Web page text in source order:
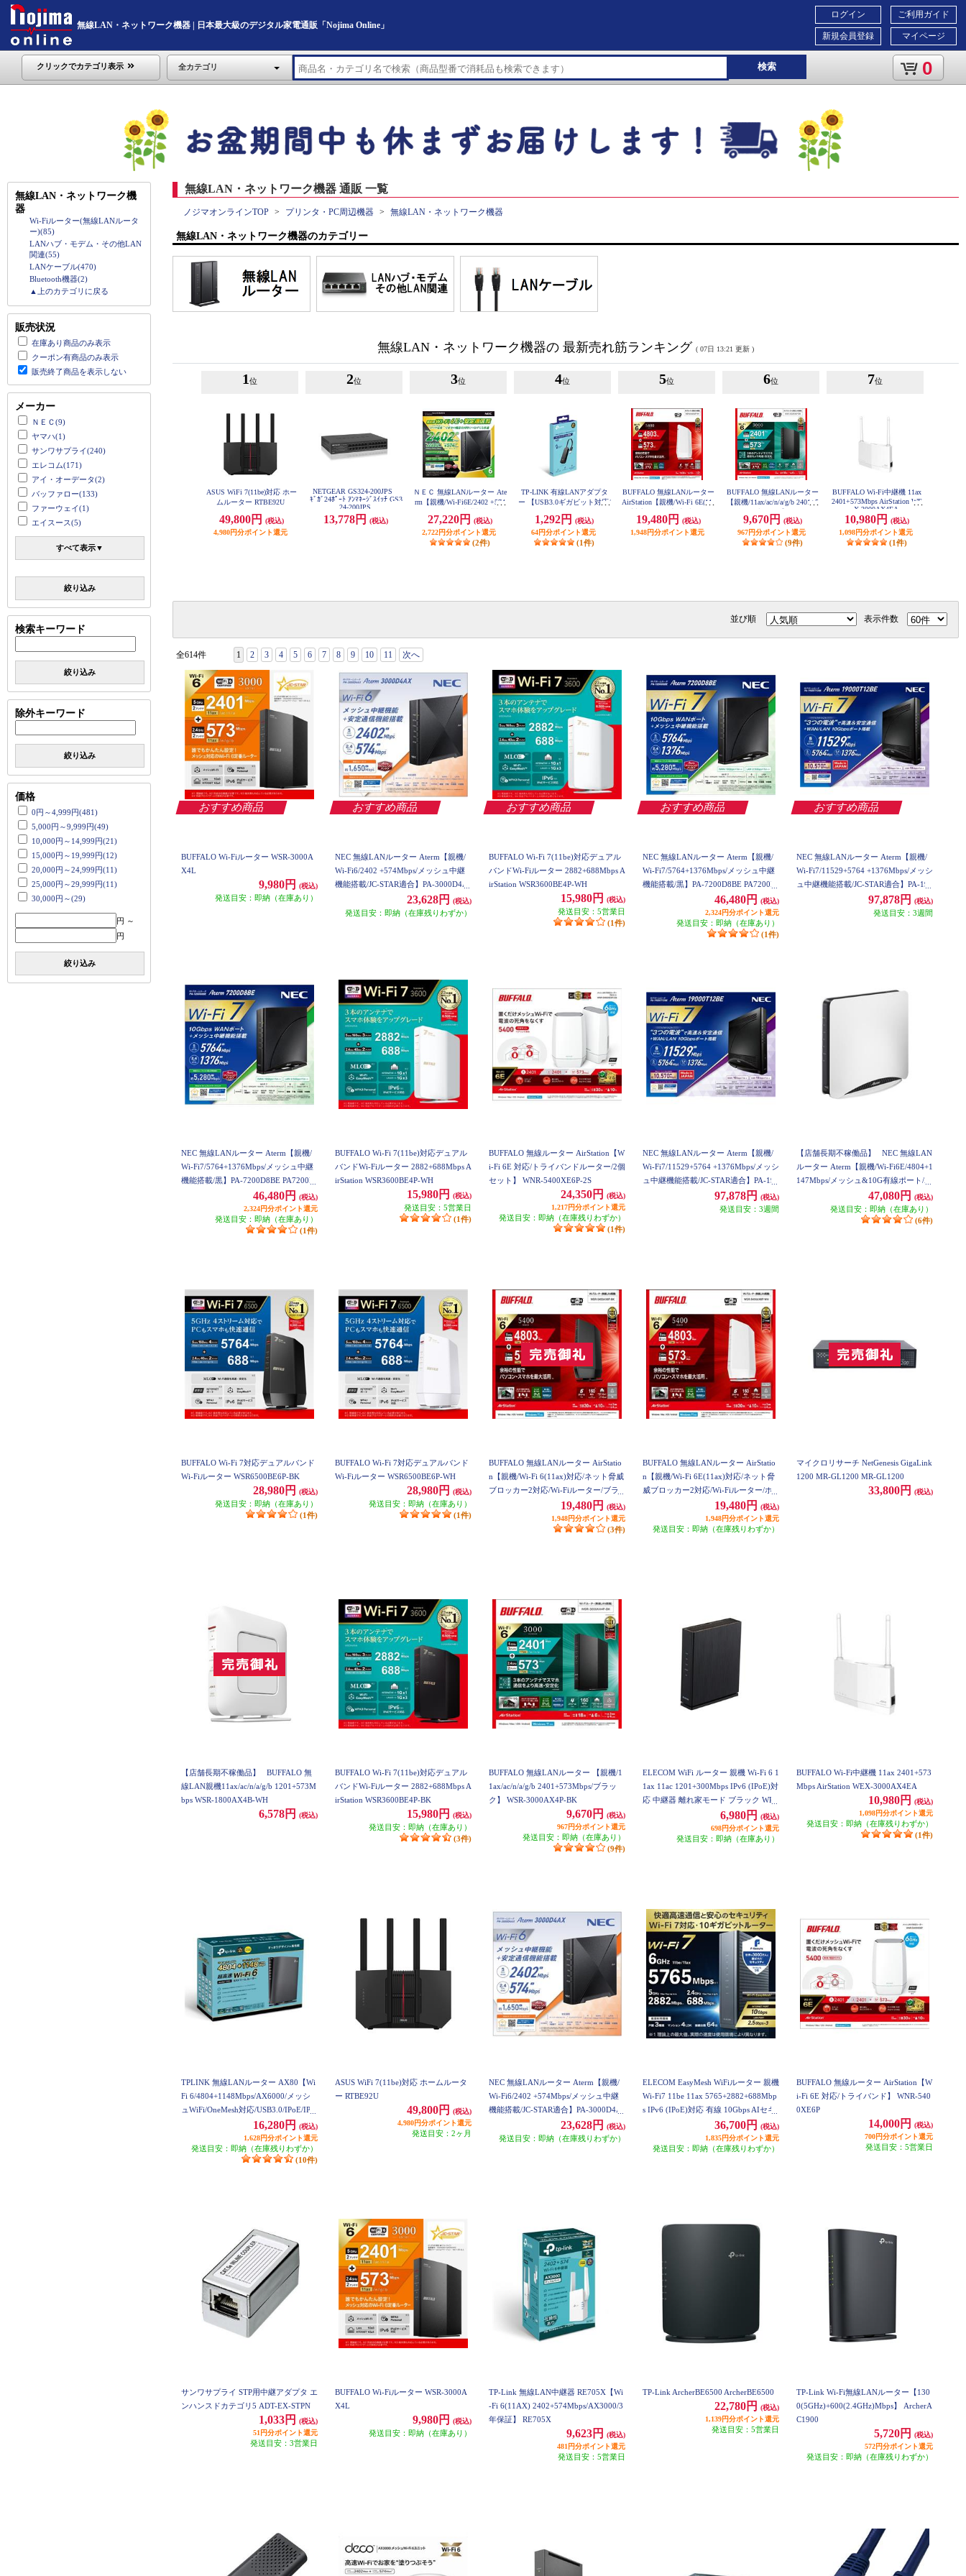
無線LAN・ネットワーク機器 | 日本最大級のデジタル家電通販「Nojima Online」
ご利用ガイド
マイページ
ログイン
新規会員登録
クリックでカテゴリ表示 全カテゴリ 検索 0
無線LAN・ネットワーク機
器
Wi-Fiルーター(無線LANルータ
ー)(85)
LANハブ・モデム・その他LAN
関連(55)
LANケーブル(470)
Bluetooth機器(2)
▲上のカテゴリに戻る
販売状況
在庫あり商品のみ表示
クーポン有商品のみ表示
販売終了商品を表示しない
メーカー
ＮＥＣ(9)
ヤマハ(1)
サンワサプライ(240)
エレコム(171)
アイ・オーデータ(2)
バッファロー(133)
ファーウェイ(1)
エイスース(5)
すべて表示▼
絞り込み
検索キーワード
絞り込み
除外キーワード
絞り込み
価格
0円～4,999円(481)
5,000円～9,999円(49)
10,000円～14,999円(21)
15,000円～19,999円(12)
20,000円～24,999円(11)
25,000円～29,999円(11)
30,000円～(29)
円 ～
円
絞り込み
無線LAN・ネットワーク機器 通販 一覧
ノジマオンラインTOP プリンタ・PC周辺機器 無線LAN・ネットワーク機器
無線LAN・ネットワーク機器のカテゴリー
無線LAN・ネットワーク機器の 最新売れ筋ランキング ( 07日 13:21 更新 )
1 位
ASUS WiFi 7(11be)対応 ホー
ムルーター RTBE92U
49,800円
(税込)
4,980円分ポイント還元
2位
NETGEAR GS324-200JPS
ｷﾞｶﾞ24ﾎﾟｰﾄ ｱﾝﾏﾈｰｼﾞｽｲｯﾁ GS3
24-200JPS
13,778円 (税込)
3位
ＮＥＣ 無線LANルーター Ate
rm【親機/Wi-Fi6E/2402 +574
黒/2024年モデル】 PA-WX54
00T6 PAWX5400T6
27,220円
(税込)
2,722円分ポイント還元
(2件)
4位
TP-LINK 有線LANアダプタ
ー 【USB3.0ギガビット対応/
h・Windows11/10/8.1・Linux
OS・macOSプラグ＆プレイ
対応/コンパクト】 UE306-JP
1,292円
(税込)
64円分ポイント還元
(1件)
5位
BUFFALO 無線LANルーター
AirStation【親機/Wi-Fi 6E(11a
ー2対応/Wi-Fiルーター/ホワ
イト】 WSR-5400AX6P-WH
19,480円
(税込)
1,948円分ポイント還元
6位
BUFFALO 無線LANルーター
【親機/11ax/ac/n/a/g/b 2401+5
0AX4P-BK
9,670円
(税込)
967円分ポイント還元
(9件)
7位
BUFFALO Wi-Fi中継機 11ax
2401+573Mbps AirStation WE
X-3000AX4EA
10,980円
(税込)
1,098円分ポイント還元
(1件)
並び順 表示件数
全614件 1 2 3 4 5 6 7 8 9 10 11 次へ
おすすめ商品
BUFFALO Wi-Fiルーター WSR-3000A
X4L
9,980円 (税込)
発送目安：即納（在庫あり）
おすすめ商品
NEC 無線LANルーター Aterm【親機/
Wi-Fi6/2402 +574Mbps/メッシュ中継
機能搭載/JC-STAR適合】PA-3000D4A
23,628円 (税込)
発送目安：即納（在庫残りわずか）
おすすめ商品
BUFFALO Wi-Fi 7(11be)対応デュアル
バンドWi-Fiルーター 2882+688Mbps A
irStation WSR3600BE4P-WH
15,980円 (税込)
発送目安：5営業日
(1件)
おすすめ商品
NEC 無線LANルーター Aterm【親機/
Wi-Fi7/5764+1376Mbps/メッシュ中継
機能搭載/黒】PA-7200D8BE PA7200D
46,480円
(税込)
2,324円分ポイント還元
発送目安：即納（在庫あり）
(1件)
おすすめ商品
NEC 無線LANルーター Aterm【親機/
Wi-Fi7/11529+5764 +1376Mbps/メッシ
ュ中継機能搭載/JC-STAR適合】PA-190
00T12BE PA19000T12BE97,878円 (税込)
発送目安：3週間
NEC 無線LANルーター Aterm【親機/
Wi-Fi7/5764+1376Mbps/メッシュ中継
機能搭載/黒】PA-7200D8BE PA7200D
46,480円
(税込)
2,324円分ポイント還元
発送目安：即納（在庫あり）
(1件)
BUFFALO Wi-Fi 7(11be)対応デュアル
バンドWi-Fiルーター 2882+688Mbps A
irStation WSR3600BE4P-WH
15,980円 (税込)
発送目安：5営業日
(1件)
BUFFALO 無線ルーター AirStation【W
i-Fi 6E 対応/トライバンドルーター/2個
セット】 WNR-5400XE6P-2S
24,350円
(税込)
1,217円分ポイント還元
発送目安：即納（在庫残りわずか）
(1件)
NEC 無線LANルーター Aterm【親機/
Wi-Fi7/11529+5764 +1376Mbps/メッシ
ュ中継機能搭載/JC-STAR適合】PA-190
00T12BE PA19000T12BE97,878円 (税込)
発送目安：3週間
【店舗長期不稼働品】
NEC 無線LAN
ルーター Aterm【親機/Wi-Fi6E/4804+1
147Mbps/メッシュ&10G有線ポート/ホ
ワイト/2022年9月モデル】 PA-WX110
47,080円 (税込)
発送目安：即納（在庫あり）
(6件)
BUFFALO Wi-Fi 7対応デュアルバンド
Wi-Fiルーター WSR6500BE6P-BK
28,980円 (税込)
発送目安：即納（在庫あり）
(1件)
BUFFALO Wi-Fi 7対応デュアルバンド
Wi-Fiルーター WSR6500BE6P-WH
28,980円 (税込)
発送目安：即納（在庫あり）
(1件)
BUFFALO 無線LANルーター AirStatio
n【親機/Wi-Fi 6(11ax)対応/ネット脅威
ブロッカー2対応/Wi-Fiルーター/ブラ
ック】 WSR-5400AX6P-BK
19,480円
(税込)
1,948円分ポイント還元
(3件)
BUFFALO 無線LANルーター AirStatio
n【親機/Wi-Fi 6E(11ax)対応/ネット脅
威ブロッカー2対応/Wi-Fiルーター/ホ
ワイト】 WSR-5400AX6P-WH
19,480円
(税込)
1,948円分ポイント還元
発送目安：即納（在庫残りわずか）
マイクロリサーチ NetGenesis GigaLink
1200 MR-GL1200 MR-GL1200
33,800円 (税込)
【店舗長期不稼働品】
BUFFALO 無
線LAN親機11ax/ac/n/a/g/b 1201+573M
bps WSR-1800AX4B-WH
6,578円 (税込)
BUFFALO Wi-Fi 7(11be)対応デュアル
バンドWi-Fiルーター 2882+688Mbps A
irStation WSR3600BE4P-BK
15,980円 (税込)
発送目安：即納（在庫あり）
(3件)
BUFFALO 無線LANルーター 【親機/1
1ax/ac/n/a/g/b 2401+573Mbps/ブラッ
ク】 WSR-3000AX4P-BK
9,670円
(税込)
967円分ポイント還元
発送目安：即納（在庫あり）
(9件)
ELECOM WiFi ルーター 親機 Wi-Fi 6 1
1ax 11ac 1201+300Mbps IPv6 (IPoE)対
応 中継器 離れ家モード ブラック WRC
6,980円
(税込)
698円分ポイント還元
発送目安：即納（在庫あり）
BUFFALO Wi-Fi中継機 11ax 2401+573
Mbps AirStation WEX-3000AX4EA
10,980円
(税込)
1,098円分ポイント還元
発送目安：即納（在庫残りわずか）
(1件)
TPLINK 無線LANルーター AX80【Wi
Fi 6/4804+1148Mbps/AX6000/メッシ
ュWiFi/OneMesh対応/USB3.0/IPoE/IPv
6対応/3年保証/2022年12月モデル】 A
16,280円
(税込)
1,628円分ポイント還元
発送目安：即納（在庫残りわずか）
(10件)
ASUS WiFi 7(11be)対応 ホームルータ
ー RTBE92U
49,800円
(税込)
4,980円分ポイント還元
発送目安：2ヶ月
NEC 無線LANルーター Aterm【親機/
Wi-Fi6/2402 +574Mbps/メッシュ中継
機能搭載/JC-STAR適合】PA-3000D4A
23,628円 (税込)
発送目安：即納（在庫残りわずか）
ELECOM EasyMesh WiFiルーター 親機
Wi-Fi7 11be 11ax 5765+2882+688Mbp
s IPv6 (IPoE)対応 有線 10Gbps AIセキ
ュリティ搭載 ブラック WRC-BE94XS
36,700円
(税込)
1,835円分ポイント還元
発送目安：即納（在庫残りわずか）
BUFFALO 無線ルーター AirStation【W
i-Fi 6E 対応/トライバンド】 WNR-540
0XE6P
14,000円
(税込)
700円分ポイント還元
発送目安：5営業日
サンワサプライ STP用中継アダプタ エ
ンハンスドカテゴリ5 ADT-EX-STPN
1,033円
(税込)
51円分ポイント還元
発送目安：3営業日
BUFFALO Wi-Fiルーター WSR-3000A
X4L
9,980円 (税込)
発送目安：即納（在庫あり）
TP-Link 無線LAN中継器 RE705X【Wi
-Fi 6(11AX) 2402+574Mbps/AX3000/3
年保証】 RE705X
9,623円
(税込)
481円分ポイント還元
発送目安：5営業日
TP-Link ArcherBE6500 ArcherBE6500
22,780円
(税込)
1,139円分ポイント還元
発送目安：5営業日
TP-Link Wi-Fi無線LANルーター【130
0(5GHz)+600(2.4GHz)Mbps】 ArcherA
C1900
5,720円
(税込)
572円分ポイント還元
発送目安：即納（在庫残りわずか）